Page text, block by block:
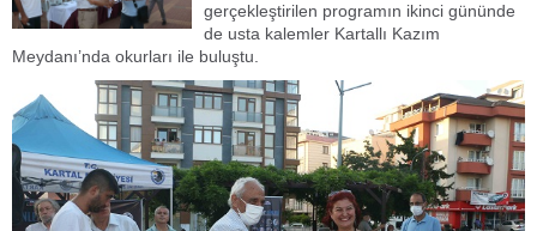
gerçekleştirilen programın ikinci gününde
de usta kalemler Kartallı Kazım
Meydanı’nda okurları ile buluştu.